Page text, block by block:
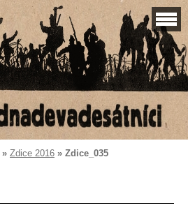
» Zdice 2016 » Zdice_035